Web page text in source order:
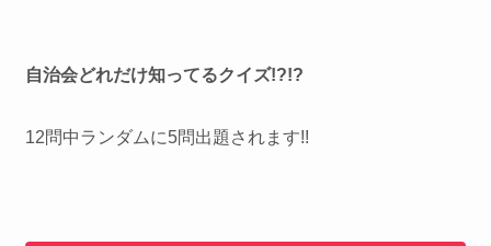
自治会どれだけ知ってるクイズ!?!?
12問中ランダムに5問出題されます!!